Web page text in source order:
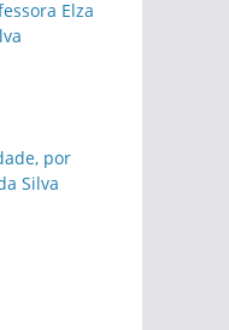
Elza
por
Silva